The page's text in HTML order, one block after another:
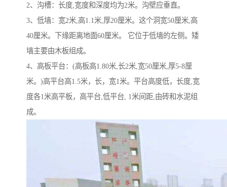
2、沟槽：长度,宽度和深度均为2米。沟壁应垂直。
3、低墙：宽2米,高1.1米,厚20厘米。这个洞宽50厘米,高
40厘米。下缘距离地面60厘米。 它位于低墙的左侧。矮
墙主要由木板组成。
4、高板平台：(高板高1.80米,长2米,宽50厘米,厚5-8厘
米。)高平台高1.5米，长，宽1米。平台高度低，长度,宽
度各1米高平板，高平台,低平台, 1米间距,由砖和水泥组
成。